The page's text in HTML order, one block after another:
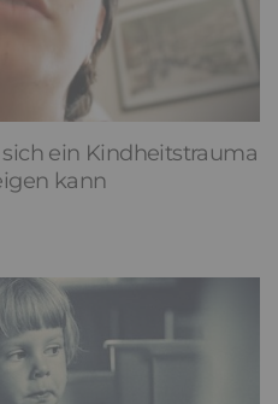
ein Kindheitstrauma
kann